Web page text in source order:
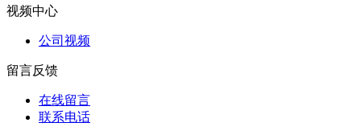
视频中心
公司视频
留言反馈
在线留言
联系电话